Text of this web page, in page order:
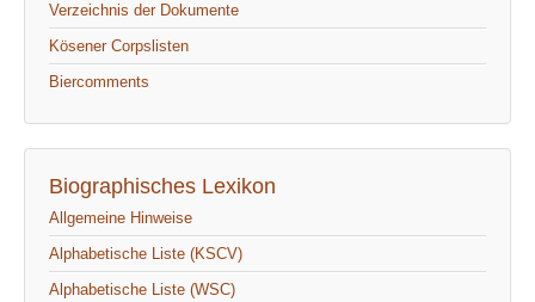
Verzeichnis der Dokumente
Kösener Corpslisten
Biercomments
Biographisches Lexikon
Allgemeine Hinweise
Alphabetische Liste (KSCV)
Alphabetische Liste (WSC)